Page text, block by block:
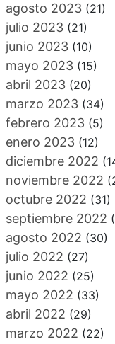
agosto 2023(21)
julio 2023(21)
junio 2023(10)
mayo 2023(15)
abril 2023(20)
marzo 2023(34)
febrero 2023(5)
enero 2023(12)
diciembre 2022
noviembre 2022
octubre 2022 (31)
septiembre 2022
agosto 2022 (30)
julio 2022 (27)
junio 2022 (25)
mayo 2022 (33)
abril 2022 (29)
marzo 2022 (22)